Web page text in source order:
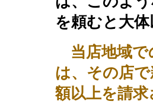
を頼むと大
当店地域
は、その店
額以上を請